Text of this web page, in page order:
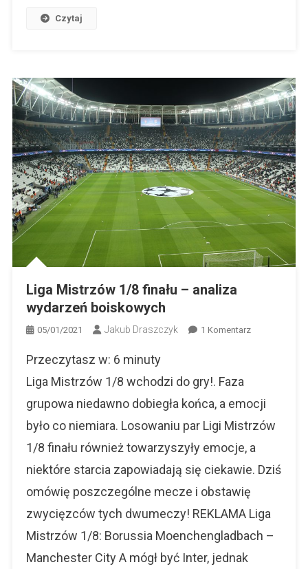
Czytaj
Liga Mistrzów 1/8 finału – analiza
wydarzeń boiskowych
05/01/2021 Jakub Draszczyk 1 KomentarzDo
–
Analiza
Boiskowych
Przeczytasz w: 6 minuty
Liga Mistrzów 1/8 wchodzi do gry!. Faza
grupowa niedawno dobiegła końca, a emocji
było co niemiara. Losowaniu par Ligi Mistrzów
1/8 finału również towarzyszyły emocje, a
niektóre starcia zapowiadają się ciekawie. Dziś
omówię poszczególne mecze i obstawię
zwycięzców tych dwumeczy! REKLAMA Liga
Mistrzów 1/8: Borussia Moenchengladbach –
Manchester City A mógł być Inter, jednak